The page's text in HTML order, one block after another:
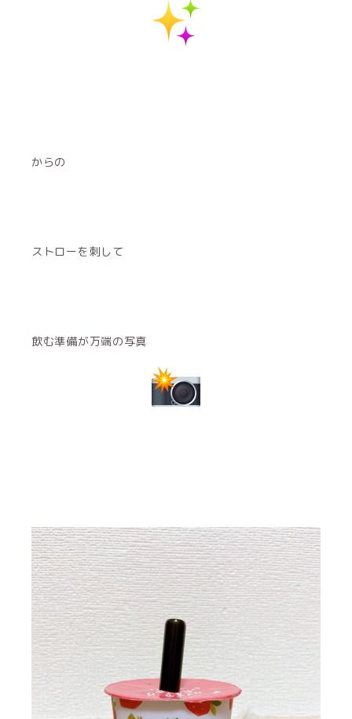
からの
ストローを刺して
飲む準備が万端の写真